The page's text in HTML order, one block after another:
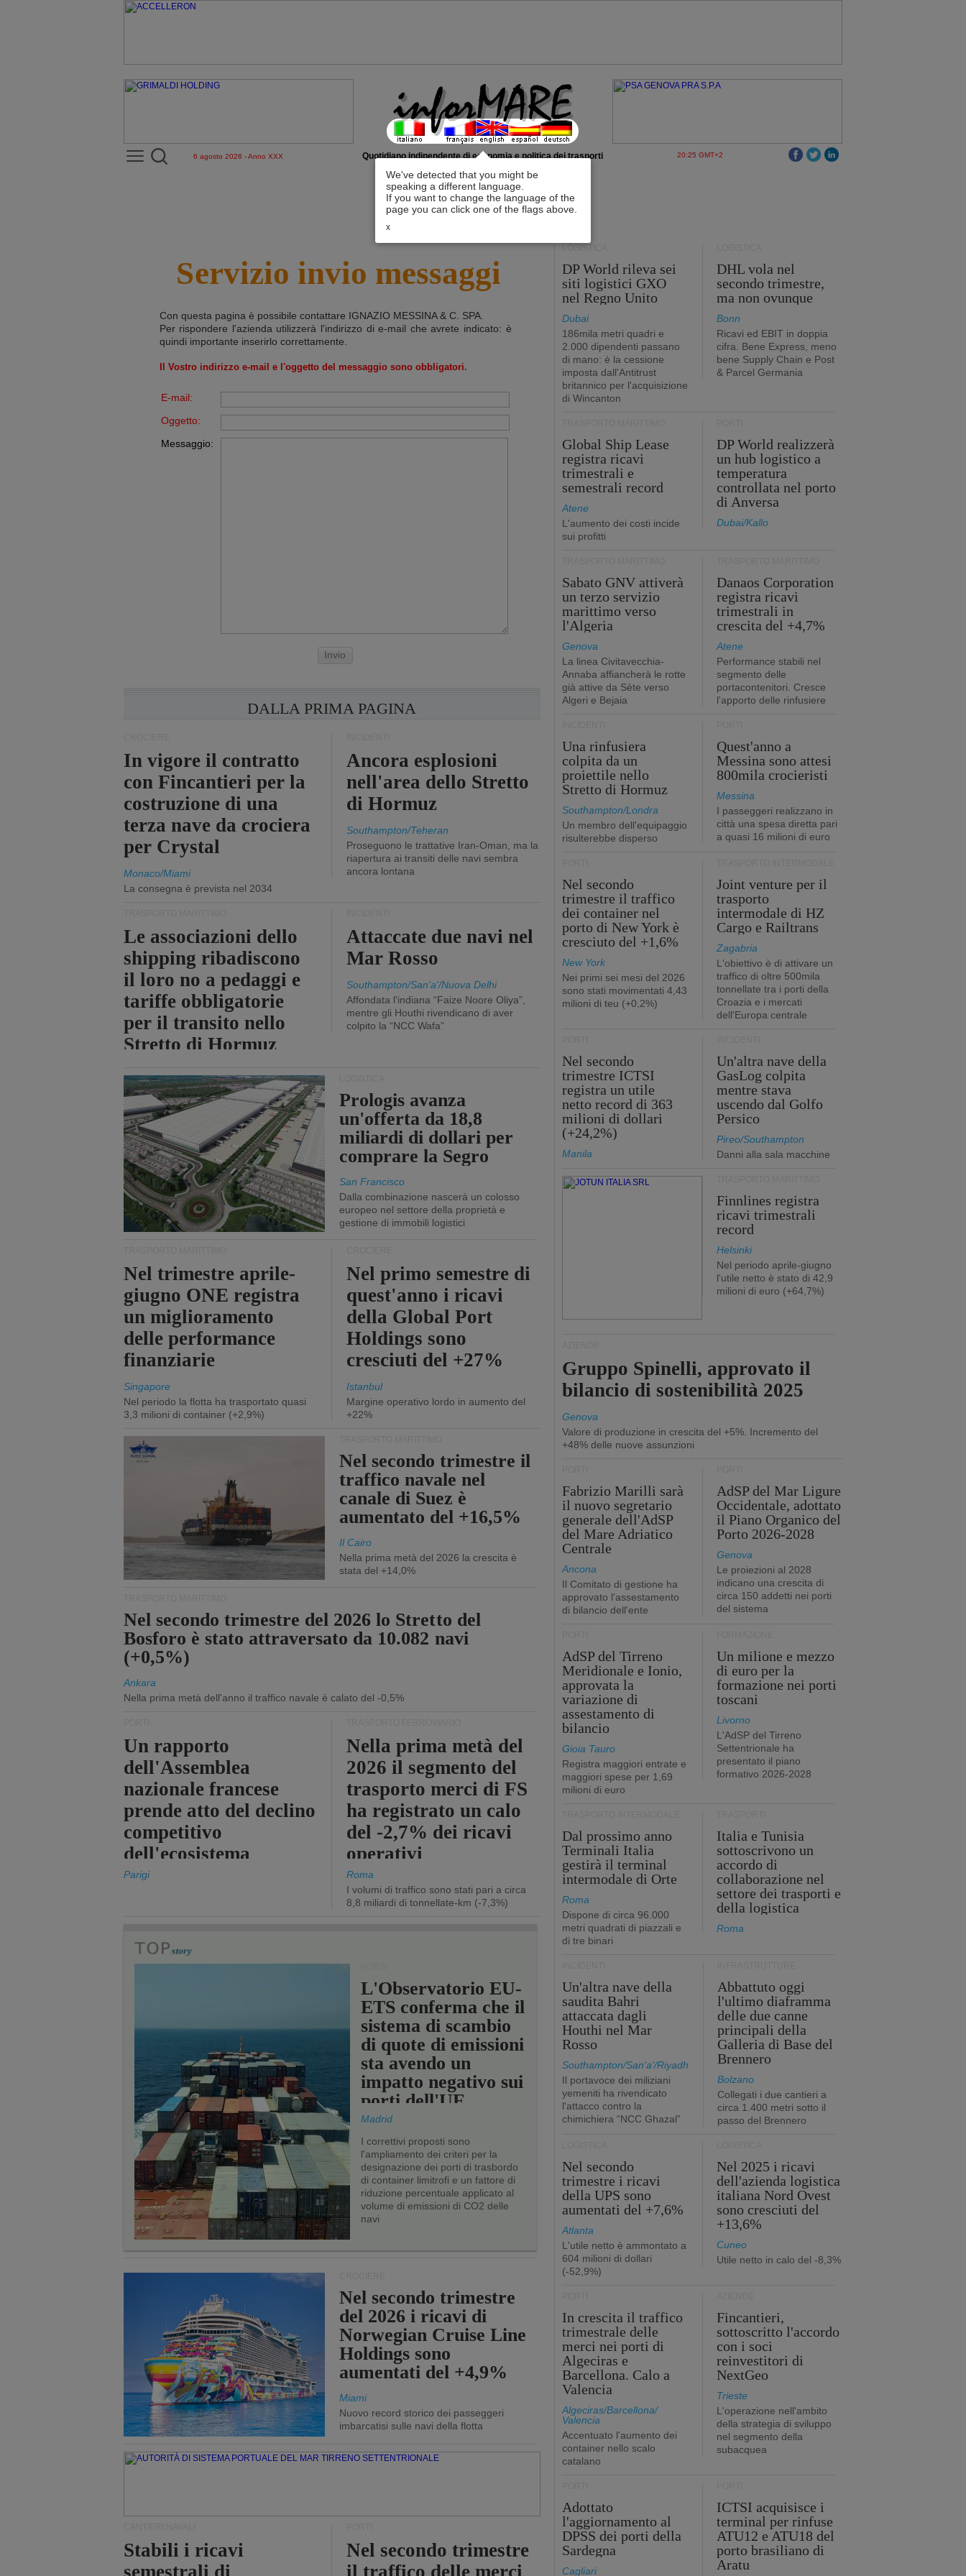
We've detected that you might be
speaking a different language.
If you want to change the language of the
page you can click one of the flags above.
x
6 agosto 2026 - Anno XXX Quotidiano indipendente di economia e politica dei trasporti 20:25 GMT+2
Servizio invio messaggi
Con questa pagina è possibile contattare IGNAZIO MESSINA & C. SPA.
Per rispondere l'azienda utilizzerà l'indirizzo di e-mail che avrete indicato: è
quindi importante inserirlo correttamente.
Il Vostro indirizzo e-mail e l'oggetto del messaggio sono obbligatori.
E-mail:
Oggetto:
Messaggio:
Invio
DALLA PRIMA PAGINA
In vigore il contratto
con Fincantieri per la
costruzione di una
terza nave da crociera
per Crystal
Monaco/Miami
La consegna è prevista nel 2034
Ancora esplosioni
nell'area dello Stretto
di Hormuz
Southampton/Teheran
Proseguono le trattative Iran-Oman, ma la
riapertura ai transiti delle navi sembra
ancora lontana
Le associazioni dello
shipping ribadiscono
il loro no a pedaggi e
tariffe obbligatorie
per il transito nello
Stretto di Hormuz
Attaccate due navi nel
Mar Rosso
Southampton/San'a'/Nuova Delhi
Affondata l'indiana “Faize Noore Oliya”,
mentre gli Houthi rivendicano di aver
colpito la “NCC Wafa”
Prologis avanza
un'offerta da 18,8
miliardi di dollari per
comprare la Segro
San Francisco
Dalla combinazione nascerà un colosso
europeo nel settore della proprietà e
gestione di immobili logistici
Nel trimestre aprile-
giugno ONE registra
un miglioramento
delle performance
finanziarie
Singapore
Nel periodo la flotta ha trasportato quasi
3,3 milioni di container (+2,9%)
Nel primo semestre di
quest'anno i ricavi
della Global Port
Holdings sono
cresciuti del +27%
Istanbul
Margine operativo lordo in aumento del
+22%
Nel secondo trimestre il
traffico navale nel
canale di Suez è
aumentato del +16,5%
Il Cairo
Nella prima metà del 2026 la crescita è
stata del +14,0%
Nel secondo trimestre del 2026 lo Stretto del
Bosforo è stato attraversato da 10.082 navi
(+0,5%)
Ankara
Nella prima metà dell'anno il traffico navale è calato del -0,5%
Un rapporto
dell'Assemblea
nazionale francese
prende atto del declino
competitivo
dell'ecosistema
portuale statale
Parigi
Nella prima metà del
2026 il segmento del
trasporto merci di FS
ha registrato un calo
del -2,7% dei ricavi
operativi
Roma
I volumi di traffico sono stati pari a circa
8,8 miliardi di tonnellate-km (-7,3%)
L'Observatorio EU-
ETS conferma che il
sistema di scambio
di quote di emissioni
sta avendo un
impatto negativo sui
porti dell'UE
Madrid
I correttivi proposti sono
l'ampliamento dei criteri per la
designazione dei porti di trasbordo
di container limitrofi e un fattore di
riduzione percentuale applicato al
volume di emissioni di CO2 delle
navi
Nel secondo trimestre
del 2026 i ricavi di
Norwegian Cruise Line
Holdings sono
aumentati del +4,9%
Miami
Nuovo record storico dei passeggeri
imbarcatisi sulle navi della flotta
Stabili i ricavi
semestrali di
Nel secondo trimestre
il traffico delle merci
LOGISTICA
DP World rileva sei
siti logistici GXO
nel Regno Unito
Dubai
186mila metri quadri e
2.000 dipendenti passano
di mano: è la cessione
imposta dall'Antitrust
britannico per l'acquisizione
di Wincanton
DHL vola nel
secondo trimestre,
ma non ovunque
Bonn
Ricavi ed EBIT in doppia
cifra. Bene Express, meno
bene Supply Chain e Post
& Parcel Germania
Global Ship Lease
registra ricavi
trimestrali e
semestrali record
Atene
L'aumento dei costi incide
sui profitti
DP World realizzerà
un hub logistico a
temperatura
controllata nel porto
di Anversa
Dubai/Kallo
Sabato GNV attiverà
un terzo servizio
marittimo verso
l'Algeria
Genova
La linea Civitavecchia-
Annaba affiancherà le rotte
già attive da Sète verso
Algeri e Bejaia
Danaos Corporation
registra ricavi
trimestrali in
crescita del +4,7%
Atene
Performance stabili nel
segmento delle
portacontenitori. Cresce
l'apporto delle rinfusiere
Una rinfusiera
colpita da un
proiettile nello
Stretto di Hormuz
Southampton/Londra
Un membro dell'equipaggio
risulterebbe disperso
Quest'anno a
Messina sono attesi
800mila crocieristi
Messina
I passeggeri realizzano in
città una spesa diretta pari
a quasi 16 milioni di euro
Nel secondo
trimestre il traffico
dei container nel
porto di New York è
cresciuto del +1,6%
New York
Nei primi sei mesi del 2026
sono stati movimentati 4,43
milioni di teu (+0,2%)
Joint venture per il
trasporto
intermodale di HZ
Cargo e Railtrans
Zagabria
L'obiettivo è di attivare un
traffico di oltre 500mila
tonnellate tra i porti della
Croazia e i mercati
dell'Europa centrale
Nel secondo
trimestre ICTSI
registra un utile
netto record di 363
milioni di dollari
(+24,2%)
Manila
Un'altra nave della
GasLog colpita
mentre stava
uscendo dal Golfo
Persico
Pireo/Southampton
Danni alla sala macchine
Finnlines registra
ricavi trimestrali
record
Helsinki
Nel periodo aprile-giugno
l'utile netto è stato di 42,9
milioni di euro (+64,7%)
Gruppo Spinelli, approvato il
bilancio di sostenibilità 2025
Genova
Valore di produzione in crescita del +5%. Incremento del
+48% delle nuove assunzioni
Fabrizio Marilli sarà
il nuovo segretario
generale dell'AdSP
del Mare Adriatico
Centrale
Ancona
Il Comitato di gestione ha
approvato l'assestamento
di bilancio dell'ente
AdSP del Mar Ligure
Occidentale, adottato
il Piano Organico del
Porto 2026-2028
Genova
Le proiezioni al 2028
indicano una crescita di
circa 150 addetti nei porti
del sistema
AdSP del Tirreno
Meridionale e Ionio,
approvata la
variazione di
assestamento di
bilancio
Gioia Tauro
Registra maggiori entrate e
maggiori spese per 1,69
milioni di euro
Un milione e mezzo
di euro per la
formazione nei porti
toscani
Livorno
L'AdSP del Tirreno
Settentrionale ha
presentato il piano
formativo 2026-2028
Dal prossimo anno
Terminali Italia
gestirà il terminal
intermodale di Orte
Roma
Dispone di circa 96.000
metri quadrati di piazzali e
di tre binari
Italia e Tunisia
sottoscrivono un
accordo di
collaborazione nel
settore dei trasporti e
della logistica
Roma
Un'altra nave della
saudita Bahri
attaccata dagli
Houthi nel Mar
Rosso
Southampton/San'a'/Riyadh
Il portavoce dei miliziani
yemeniti ha rivendicato
l'attacco contro la
chimichiera “NCC Ghazal”
Abbattuto oggi
l'ultimo diaframma
delle due canne
principali della
Galleria di Base del
Brennero
Bolzano
Collegati i due cantieri a
circa 1.400 metri sotto il
passo del Brennero
Nel secondo
trimestre i ricavi
della UPS sono
aumentati del +7,6%
Atlanta
L'utile netto è ammontato a
604 milioni di dollari
(-52,9%)
Nel 2025 i ricavi
dell'azienda logistica
italiana Nord Ovest
sono cresciuti del
+13,6%
Cuneo
Utile netto in calo del -8,3%
In crescita il traffico
trimestrale delle
merci nei porti di
Algeciras e
Barcellona. Calo a
Valencia
Algeciras/Barcellona/
Valencia
Accentuato l'aumento dei
container nello scalo
catalano
Fincantieri,
sottoscritto l'accordo
con i soci
reinvestitori di
NextGeo
Trieste
L'operazione nell'ambito
della strategia di sviluppo
nel segmento della
subacquea
Adottato
l'aggiornamento al
DPSS dei porti della
Sardegna
Cagliari
ICTSI acquisisce i
terminal per rinfuse
ATU12 e ATU18 del
porto brasiliano di
Aratu